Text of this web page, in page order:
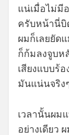
แน่เมื่อไม่มี
ครับหน้านี่บิ
ผมก็เลยยัด
ก็ก้มลงจูบห
เสียงแบบร้
มันแน่นจริ
เวลานั้นผม
อย่างเดียว